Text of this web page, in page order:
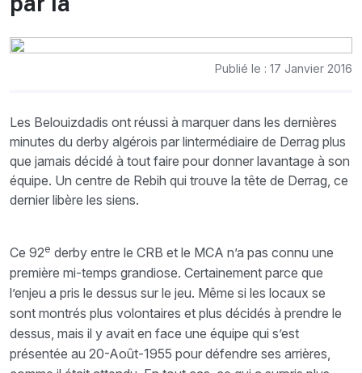
Publié le : 17 Janvier 2016
Les Belouizdadis ont réussi à marquer dans les dernières
minutes du derby algérois par lintermédiaire de Derrag plus
que jamais décidé à tout faire pour donner lavantage à son
équipe. Un centre de Rebih qui trouve la tête de Derrag, ce
dernier libère les siens.
Ce 92e derby entre le CRB et le MCA n’a pas connu une
première mi-temps grandiose. Certainement parce que
l’enjeu a pris le dessus sur le jeu. Même si les locaux se
sont montrés plus volontaires et plus décidés à prendre le
dessus, mais il y avait en face une équipe qui s’est
présentée au 20-Août-1955 pour défendre ses arrières,